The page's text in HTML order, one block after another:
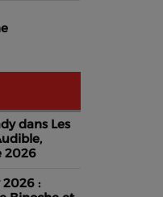
dans Les
2026
2026 :